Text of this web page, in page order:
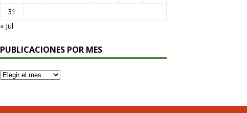
31
« Jul
PUBLICACIONES POR MES